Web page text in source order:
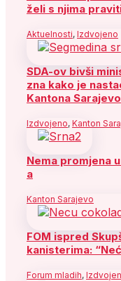
želi s njima
Aktuelnosti, Izdvojeno
SDA-ov bivši
zna kako je
Kantona Sarajevo
Izdvojeno, Kanton
Nema promjena
a
Kanton Sarajevo
FOM ispred
kanisterima:
Forum mladih,